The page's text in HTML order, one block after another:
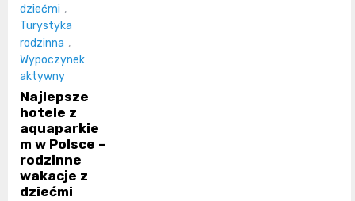
dziećmi ,
Turystyka
rodzinna ,
Wypoczynek
aktywny
Najlepsze
hotele z
aquaparkie
m w Polsce –
rodzinne
wakacje z
dziećmi